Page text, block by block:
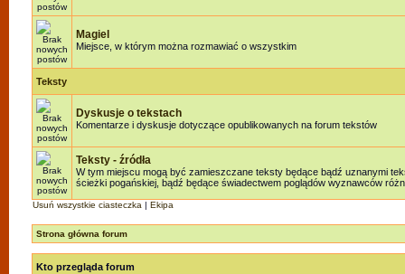
Magiel
Miejsce, w którym można rozmawiać o wszystkim
Teksty
Dyskusje o tekstach
Komentarze i dyskusje dotyczące opublikowanych na forum tekstów
Teksty - źródła
W tym miejscu mogą być zamieszczane teksty będące bądź uznanymi
ścieżki pogańskiej, bądź będące świadectwem poglądów wyznawców
Usuń wszystkie ciasteczka | Ekipa
Strona główna forum
Kto przegląda forum